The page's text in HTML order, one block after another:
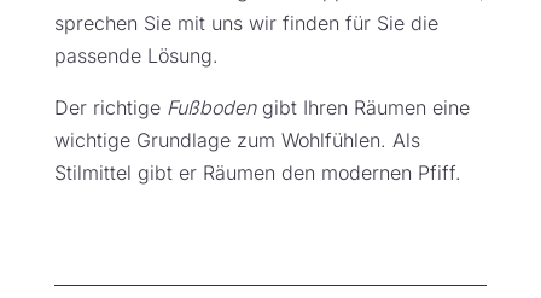
sprechen Sie mit uns wir finden für Sie die
passende Lösung.
Der richtige Fußbodengibt Ihren Räumen eine
wichtige Grundlage zum Wohlfühlen. Als
Stilmittel gibt er Räumen den modernen Pfiff.